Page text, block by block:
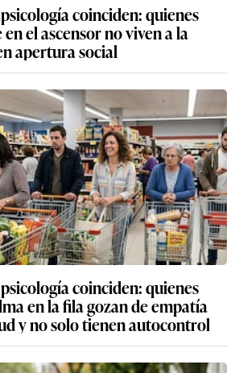
coinciden: quienes
el ascensor no viven a la
apertura social
coinciden: quienes
en la fila gozan de empatía
y no solo tienen autocontrol